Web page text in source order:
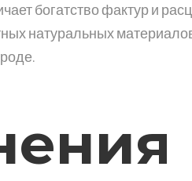
богатство фактур и
натуральных